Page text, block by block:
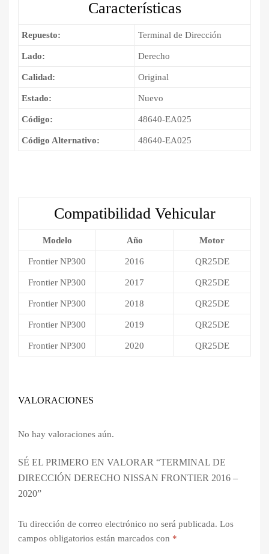
Características
Repuesto: Terminal de Dirección
Lado: Derecho
Calidad: Original
Estado: Nuevo
Código: 48640-EA025
Código Alternativo: 48640-EA025
Compatibilidad Vehicular
Modelo Año Motor
Frontier NP300 2016 QR25DE
Frontier NP300 2017 QR25DE
Frontier NP300 2018 QR25DE
Frontier NP300 2019 QR25DE
Frontier NP300 2020 QR25DE
VALORACIONES
No hay valoraciones aún.
SÉ EL PRIMERO EN VALORAR “TERMINAL DE
DIRECCIÓN DERECHO NISSAN FRONTIER 2016 –
2020”
Tu dirección de correo electrónico no será publicada. Los
campos obligatorios están marcados con *